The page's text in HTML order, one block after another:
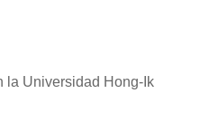
la Universidad Hong-Ik